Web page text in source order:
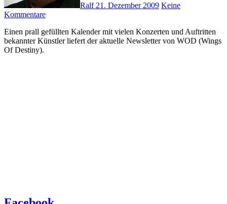
Ralf 21. Dezember 2009 Keine
Kommentare
Einen prall gefüllten Kalender mit vielen Konzerten und Auftritten
bekannter Künstler liefert der aktuelle Newsletter von WOD (Wings
Of Destiny).